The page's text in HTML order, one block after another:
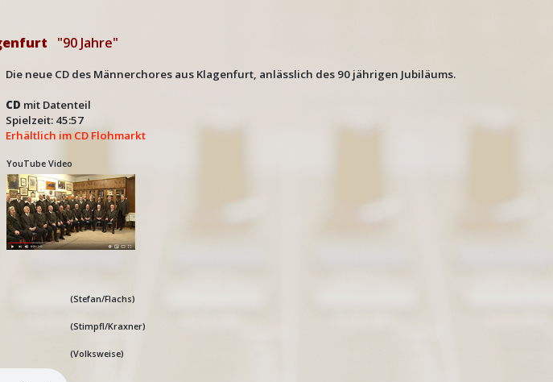
"90 Jahre"
Die neue CD des Männerchores aus Klagenfurt, anlässlich des 90 jährigen Jubiläums.
CD mit Datenteil
Spielzeit: 45:57
Erhältlich im CD Flohmarkt
YouTube Video
(Stefan/Flachs)
(Stimpfl/Kraxner)
(Volksweise)